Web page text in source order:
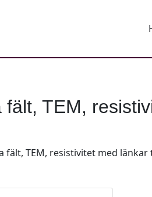
TEM,
TEM, resistivitet med länkar